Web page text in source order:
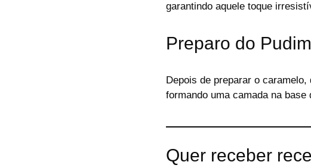
garantindo aquele toque
Preparo do Pudim
Depois de preparar o
formando uma camada na
Quer receber